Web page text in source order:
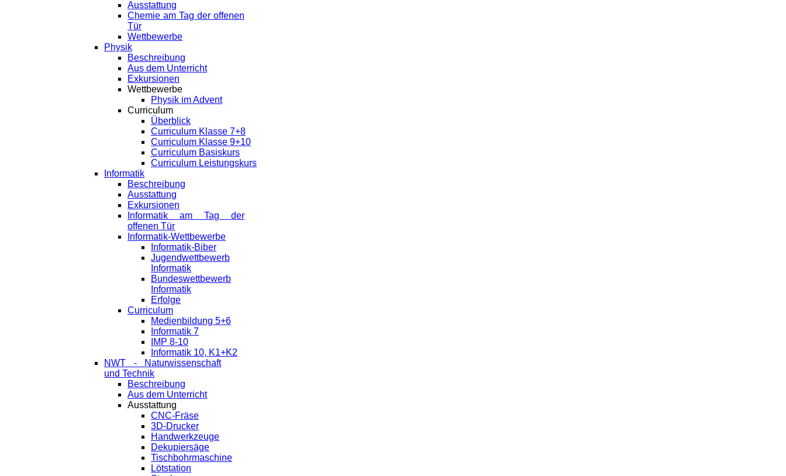
Ausstattung
Chemie am Tag der offenen
Tür
Wettbewerbe
Physik
Beschreibung
Aus dem Unterricht
Exkursionen
Wettbewerbe
Physik im Advent
Curriculum
Überblick
Curriculum Klasse 7+8
Curriculum Klasse 9+10
Curriculum Basiskurs
Curriculum Leistungskurs
Informatik
Beschreibung
Ausstattung
Exkursionen
Informatik am Tag der
offenen Tür
Informatik-Wettbewerbe
Informatik-Biber
Jugendwettbewerb
Informatik
Bundeswettbewerb
Informatik
Erfolge
Curriculum
Medienbildung 5+6
Informatik 7
IMP 8-10
Informatik 10, K1+K2
NWT - Naturwissenschaft
und Technik
Beschreibung
Aus dem Unterricht
Ausstattung
CNC-Fräse
3D-Drucker
Handwerkzeuge
Dekupiersäge
Tischbohrmaschine
Lötstation